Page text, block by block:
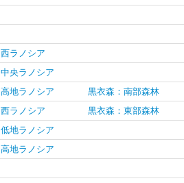
西ラノシア
中央ラノシア
高地ラノシア 黒衣森：南部森林
西ラノシア
黒衣森：東部森林
低地ラノシア
高地ラノシア